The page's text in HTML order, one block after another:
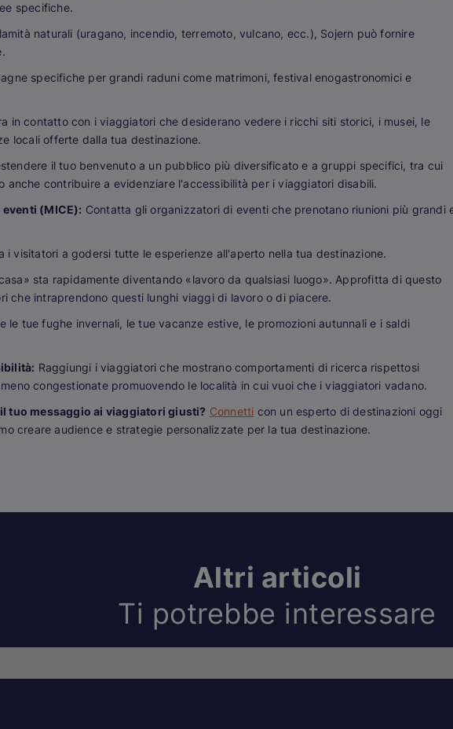
specifiche.
naturali (uragano, incendio, terremoto, vulcano, ecc.), Sojern può fornire
specifiche per grandi raduni come matrimoni, festival enogastronomici e
in contatto con i viaggiatori che desiderano vedere i ricchi siti storici, i musei, le
locali offerte dalla tua destinazione.
il tuo benvenuto a un pubblico più diversificato e a gruppi specifici, tra cui
anche contribuire a evidenziare l'accessibilità per i viaggiatori disabili.
(MICE): Contatta gli organizzatori di eventi che prenotano riunioni più grandi
i visitatori a godersi tutte le esperienze all'aperto nella tua destinazione.
sta rapidamente diventando «lavoro da qualsiasi luogo». Approfitta di questo
che intraprendono questi lunghi viaggi di lavoro o di piacere.
le tue fughe invernali, le tue vacanze estive, le promozioni autunnali e i saldi
Raggiungi i viaggiatori che mostrano comportamenti di ricerca rispettosi
congestionate promuovendo le località in cui vuoi che i viaggiatori vadano.
tuo messaggio ai viaggiatori giusti? Connetti con un esperto di destinazioni oggi
creare audience e strategie personalizzate per la tua destinazione.
Altri articoli
Ti potrebbe interessare